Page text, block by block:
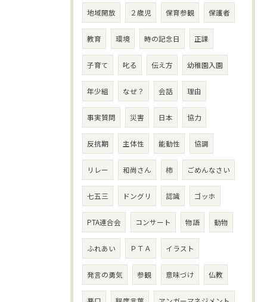
地域開放 ２歳児 保育参観 保護者
教育 環境 時の記念日 正課
子育て 叱る 伝え方 幼稚園入園
年少組 なぜ？ 会話 理由
事実質問 災害 日本 協力
反抗期 主体性 能動性 協調
リレー 和尚さん 柿 ごめんなさい
七五三 ドングリ 認識 ゴッホ
PTA連合会 コンサート 物語 動物
ふれあい ＰＴＡ イラスト
発言の勇気 参観 意味づけ 仏教